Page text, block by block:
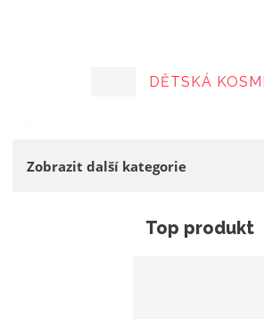
DĚTSKÁ
Zobrazit další kategorie
Top produkt